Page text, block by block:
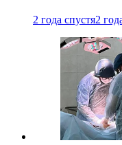
2 года спустя2